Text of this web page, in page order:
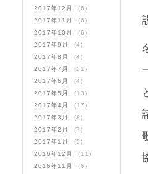
2017年12月
(6)
2017年11月
(6)
2017年10月
(6)
2017年9月
(4)
2017年8月
(4)
2017年7月
(21)
2017年6月
(4)
2017年5月
(13)
2017年4月
(17)
2017年3月
(8)
2017年2月
(7)
2017年1月
(5)
2016年12月
(11)
2016年11月
(6)